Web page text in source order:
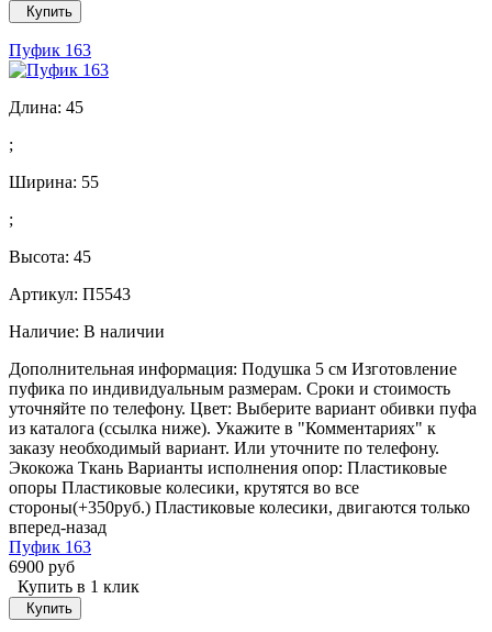
Купить
Пуфик 163
Длина: 45
;
Ширина: 55
;
Высота: 45
Артикул: П5543
Наличие: В наличии
Дополнительная информация: Подушка 5 см Изготовление
пуфика по индивидуальным размерам. Сроки и стоимость
уточняйте по телефону. Цвет: Выберите вариант обивки пуфа
из каталога (ссылка ниже). Укажите в "Комментариях" к
заказу необходимый вариант. Или уточните по телефону.
Экокожа Ткань Варианты исполнения опор: Пластиковые
опоры Пластиковые колесики, крутятся во все
стороны(+350руб.) Пластиковые колесики, двигаются только
вперед-назад
Пуфик 163
6900 руб
Купить в 1 клик
Купить